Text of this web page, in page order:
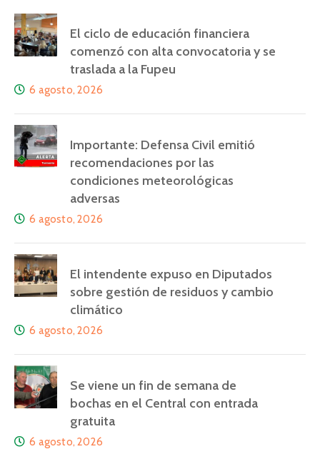
El ciclo de educación financiera
comenzó con alta convocatoria y se
traslada a la Fupeu
6 agosto, 2026
Importante: Defensa Civil emitió
recomendaciones por las
condiciones meteorológicas
adversas
6 agosto, 2026
El intendente expuso en Diputados
sobre gestión de residuos y cambio
climático
6 agosto, 2026
Se viene un fin de semana de
bochas en el Central con entrada
gratuita
6 agosto, 2026